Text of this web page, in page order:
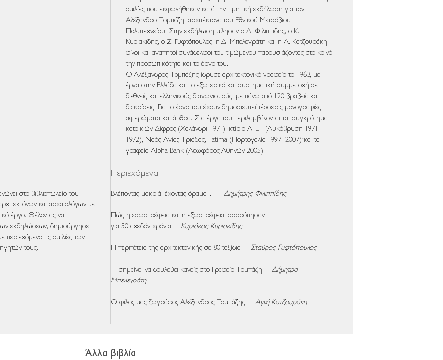
ομιλίες που εκφωνήθηκαν κατά την τιμητική εκδήλωση για τον
Αλέξανδρο Τομπάζη, αρχιτέκτονα του Εθνικoύ Με­τσόβιου
Πολυτεχνείου. Στην εκδήλωση μίλησαν o Δ. Φιλίππιδης, ο Κ.
Κυριακίδης, ο Σ. Γυφτόπουλος, η Δ. Μπελεγράτη και η Α. Κατζουράκη,
φίλοι και αγαπητοί συνά­δελφοι του τιμώμενου παρουσιάζο­ντας στο κοινό
την προσωπικότητα και το έργο του.
O Αλέξανδρος Τομπάζης ίδρυσε αρχιτεκτονικό γραφείο το 1963, με
έργα στην Ελλάδα και το εξωτερικό και συστηματική συμμετοχή σε
διεθνείς και ελληνικούς διαγωνισμούς, με πάνω από 120 βραβεία και
διακρίσεις. Για το έργο του έχουν δημοσιευτεί τέσσερις μονογραφίες,
αφιερώματα και άρθρα. Στα έργα του περιλαμβάνονται τα: συγκρότημα
κατοικιών Δίφρος (Χαλάνδρι 1971), κτίριο ΑΓΕΤ (Λυκόβρυση 1971–
1972), Ναός Αγίας Τριάδας, Fatima (Πορτογαλία 1997–2007)·και τα
γραφεία Alpha Bank (Λεωφόρος Αθηνών 2005).
στο βιβλιοπωλείο του
και αρχαιολόγων με
έργο. Θέλοντας να
εκδηλώσεων, δημιούργησε
περιεχόμενο τις ομιλίες των
τους.
Περιεχόμενα
Βλέποντας μακριά, έχοντας όραμα… Δημήτρης Φιλιππίδης
Πώς η εσωστρέφεια και η εξωστρέφεια ισορρόπησαν
για 50 σχεδόν χρόνια Κυριάκος Κυριακίδης
Η περιπέτεια της αρχιτεκτονικής σε 80 ταξίδια Σταύρος Γυφτόπουλος
Τι σημαίνει να δουλεύει κανείς στο Γραφείο Τομπάζη Δήμητρα
Μπελεγράτη
Ο φίλος μας ζωγράφος Αλέξανδρος Τομπάζης Αγνή Κατζουράκη
Άλλα βιβλία